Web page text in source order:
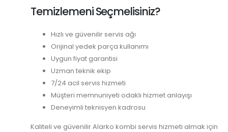
Temizlemeni Seçmelisiniz?
Hızlı ve güvenilir servis ağı
Orijinal yedek parça kullanımı
Uygun fiyat garantisi
Uzman teknik ekip
7/24 acil servis hizmeti
Müşteri memnuniyeti odaklı hizmet anlayışı
Deneyimli teknisyen kadrosu
Kaliteli ve güvenilir Alarko kombi servis hizmeti almak için